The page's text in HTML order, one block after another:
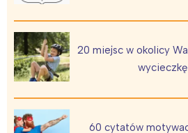
20 miejsc w okolicy
60 cytatów